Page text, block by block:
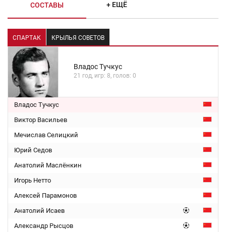
СОСТАВЫ + ЕЩЁ
СПАРТАК КРЫЛЬЯ СОВЕТОВ
Владос Тучкус
21 год, игр: 8, голов: 0
Владос Тучкус
Виктор Васильев
Мечислав Селицкий
Юрий Седов
Анатолий Маслёнкин
Игорь Нетто
Алексей Парамонов
Анатолий Исаев
Александр Рысцов